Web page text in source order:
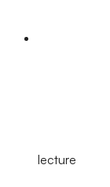
lecture